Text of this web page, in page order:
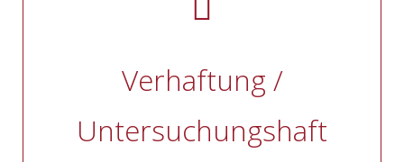
Verhaftung /
Untersuchungshaft